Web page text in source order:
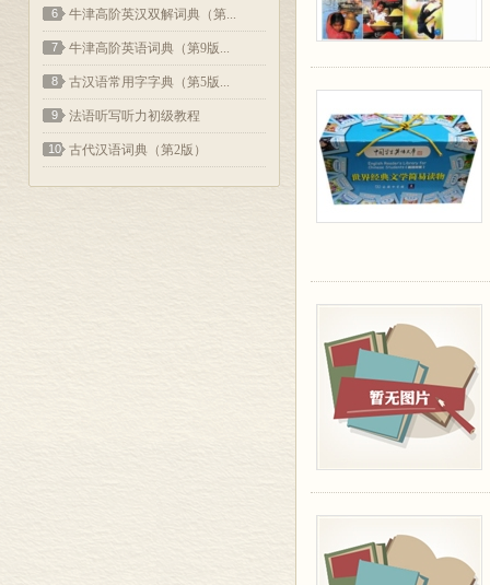
6 牛津高阶英汉双解词典（第...
7 牛津高阶英语词典（第9版...
8 古汉语常用字字典（第5版...
9 法语听写听力初级教程
10 古代汉语词典（第2版）